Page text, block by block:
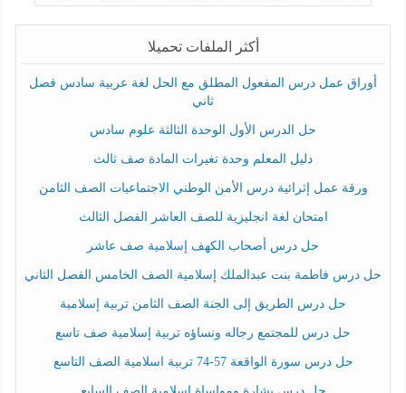
أكثر الملفات تحميلا
أوراق عمل درس المفعول المطلق مع الحل لغة عربية سادس فصل
ثاني
حل الدرس الأول الوحدة الثالثة علوم سادس
دليل المعلم وحدة تغيرات المادة صف ثالث
ورقة عمل إثرائية درس الأمن الوطني الاجتماعيات الصف الثامن
امتحان لغة انجليزية للصف العاشر الفصل الثالث
حل درس أصحاب الكهف إسلامية صف عاشر
حل درس فاطمة بنت عبدالملك إسلامية الصف الخامس الفصل الثاني
حل درس الطريق إلى الجنة الصف الثامن تربية إسلامية
حل درس للمجتمع رجاله ونساؤه تربية إسلامية صف تاسع
حل درس سورة الواقعة 57-74 تربية اسلامية الصف التاسع